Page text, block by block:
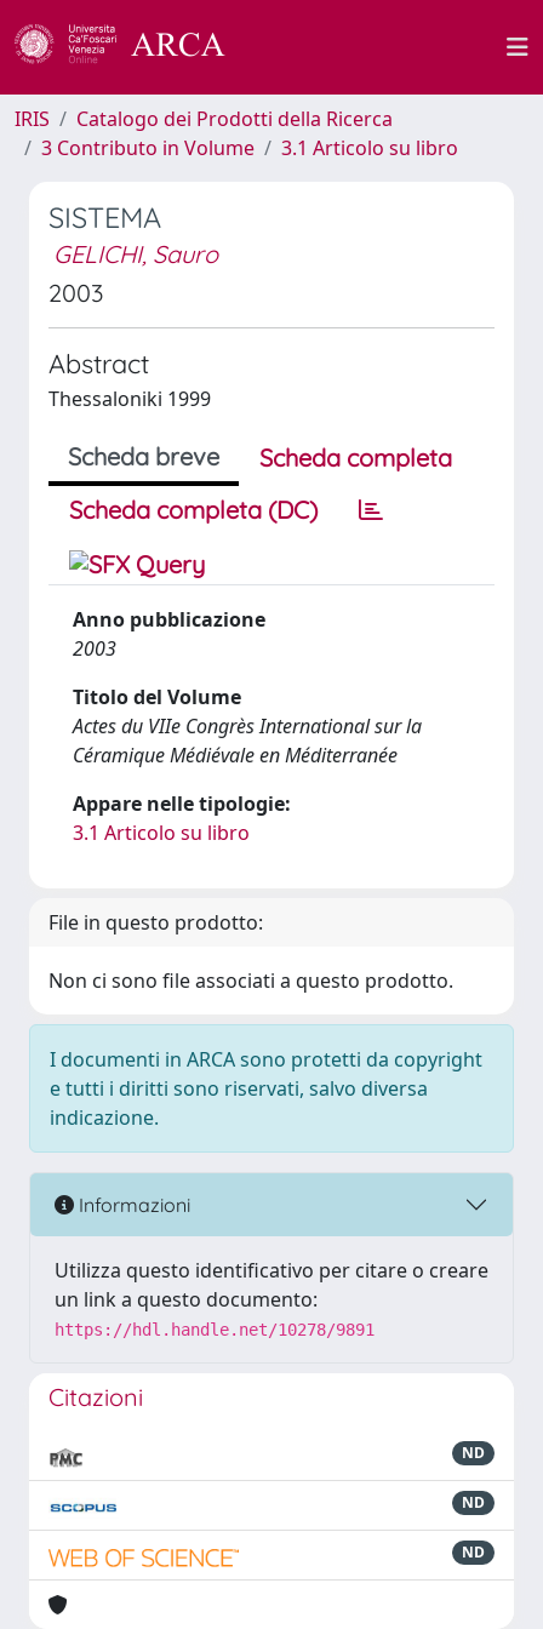
IRIS
Catalogo dei Prodotti della Ricerca
3 Contributo in Volume
3.1 Articolo su libro
SISTEMA
GELICHI, Sauro
2003
Abstract
Thessaloniki 1999
Scheda breve
Scheda completa
Scheda completa (DC)
Anno pubblicazione
2003
Titolo del Volume
Actes du VIIe Congrès International sur la
Céramique Médiévale en Méditerranée
Appare nelle tipologie:
3.1 Articolo su libro
File in questo prodotto:
Non ci sono file associati a questo prodotto.
I documenti in ARCA sono protetti da copyright
e tutti i diritti sono riservati, salvo diversa
indicazione.
Informazioni
Utilizza questo identificativo per citare o creare
un link a questo documento:
https://hdl.handle.net/10278/9891
Citazioni
ND
ND
ND